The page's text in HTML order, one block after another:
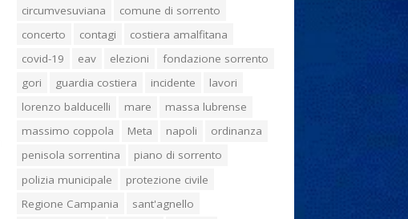
circumvesuviana
comune di sorrento
concerto
contagi
costiera amalfitana
covid-19
eav elezioni
fondazione sorrento
gori
guardia costiera incidente
lavori
lorenzo balducelli
mare
massa lubrense
massimo coppola
Meta napoli
ordinanza
penisola sorrentina
piano di sorrento
polizia municipale
protezione civile
Regione Campania
sant'agnello